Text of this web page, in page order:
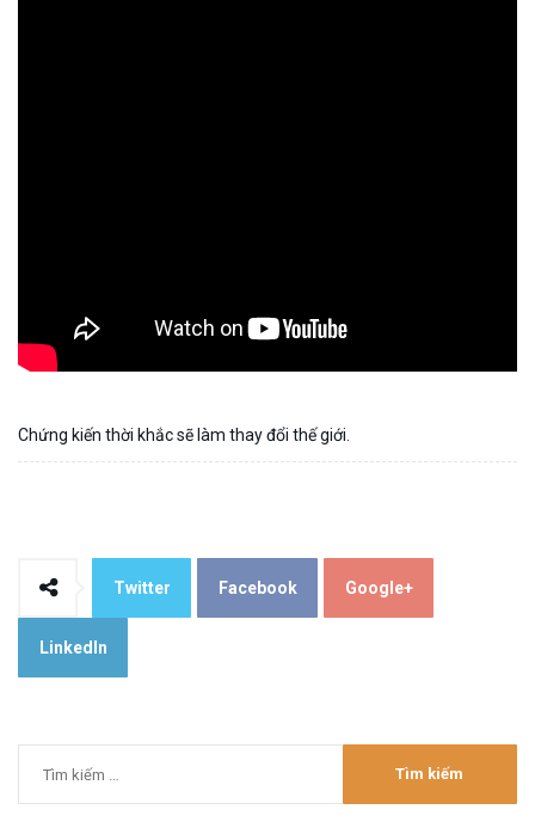
Chứng kiến thời khắc sẽ làm thay đổi thế giới.
Twitter Facebook Google+
LinkedIn